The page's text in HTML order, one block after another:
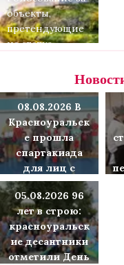
Свердловской
области
объекты,
претендующие
на статус
Урала»
стартовало в
Свердловской
области
08.08.2026 В
Красноуральск
е прошла
спартакиада
для лиц с
ограниченным
и
возможностям
и здоровья
05.08.2026 96
лет в строю:
красноуральск
ие десантники
отметили День